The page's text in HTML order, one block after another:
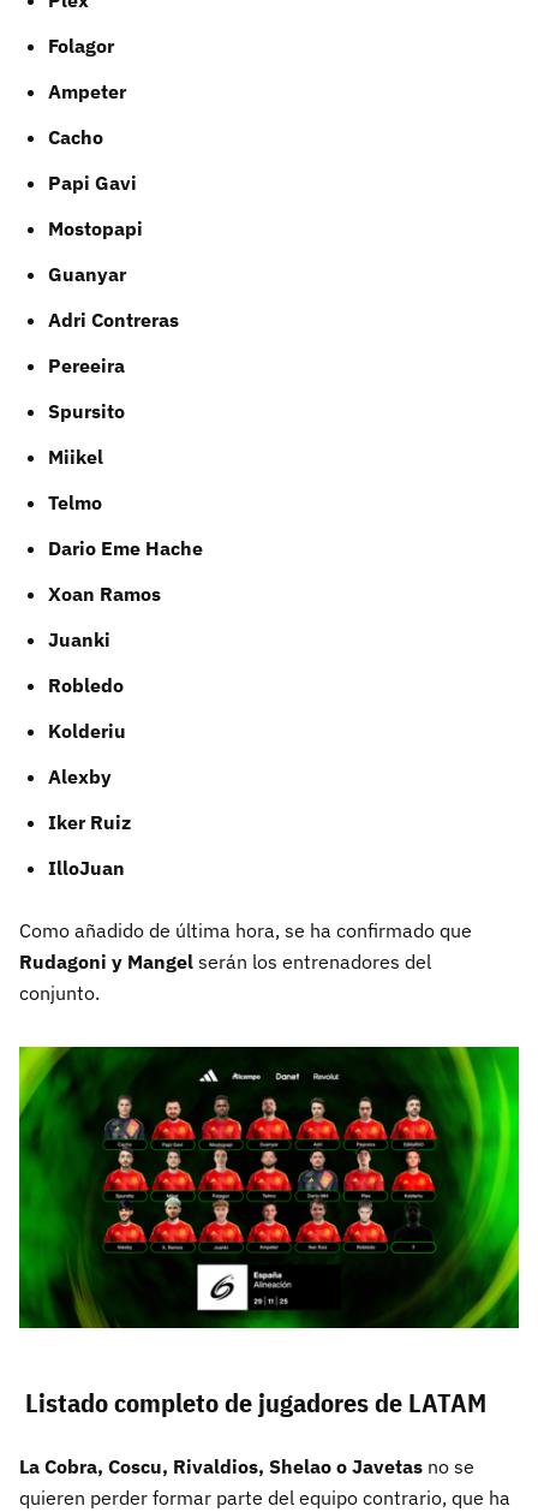
Folagor
Ampeter
Cacho
Papi Gavi
Mostopapi
Guanyar
Adri Contreras
Pereeira
Spursito
Miikel
Telmo
Dario Eme Hache
Xoan Ramos
Juanki
Robledo
Kolderiu
Alexby
Iker Ruiz
IlloJuan
Como añadido de última hora, se ha confirmado que
Rudagoni y Mangel serán los entrenadores del
conjunto.
Listado completo de jugadores de LATAM
La Cobra, Coscu, Rivaldios, Shelao o Javetas no se
quieren perder formar parte del equipo contrario, que ha